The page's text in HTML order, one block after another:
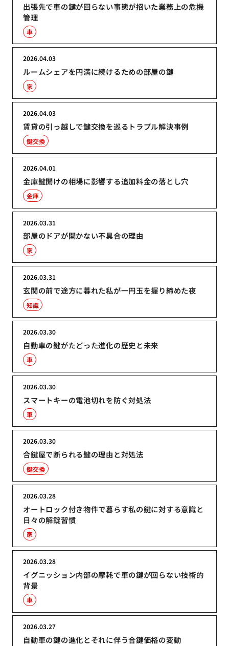
出張先で車の鍵が回らない事態が招いた業務上の危機
管理
車
ルームシェアを円満に続けるための部屋の鍵
2026.04.03
家
賃貸の引っ越しで鍵交換を巡るトラブル解決事例
2026.04.03
鍵交換
金庫鍵開けの相場に影響する追加料金の落とし穴
2026.04.01
金庫
部屋のドアが開かない不具合の理由
2026.03.31
家
玄関の前で途方に暮れた私が一円玉を握り締めた夜
2026.03.31
知識
自動車の鍵がたどった進化の歴史と未来
2026.03.30
車
スマートキーの電池切れを防ぐ対処法
2026.03.30
車
合鍵屋で断られる鍵の理由と対処法
2026.03.30
鍵交換
オートロック付き物件で暮らす私の鍵に対する意識と
日々の解錠習慣
2026.03.28
家
イグニッション内部の摩耗で車の鍵が回らない技術的
背景
2026.03.28
車
自動車の鍵の進化とそれに伴う合鍵価格の変動
2026.03.27